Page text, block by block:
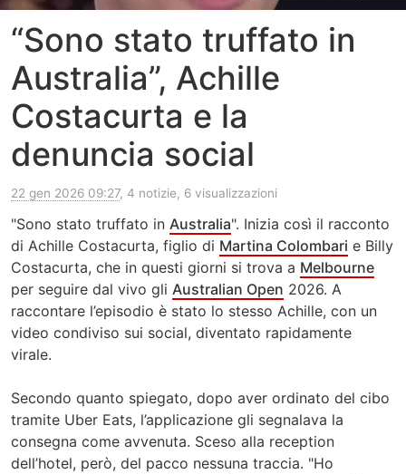
“Sono stato truffato in
Australia”, Achille
Costacurta e la
denuncia social
22 gen 2026 09:27, 4 notizie, 6 visualizzazioni
"Sono stato truffato in Australia". Inizia così il racconto
di Achille Costacurta, figlio di Martina Colombari e Billy
Costacurta, che in questi giorni si trova a Melbourne
per seguire dal vivo gli Australian Open 2026. A
raccontare l’episodio è stato lo stesso Achille, con un
video condiviso sui social, diventato rapidamente
virale.
Secondo quanto spiegato, dopo aver ordinato del cibo
tramite Uber Eats, l’applicazione gli segnalava la
consegna come avvenuta. Sceso alla reception
dell’hotel, però, del pacco nessuna traccia. "Ho